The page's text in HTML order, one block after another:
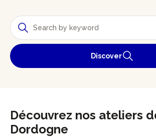
Discover
Découvrez nos ateliers
Dordogne